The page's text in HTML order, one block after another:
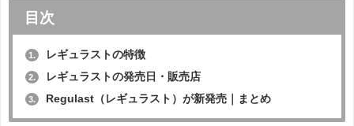
目次
1. レギュラストの特徴
2. レギュラストの発売日・販売店
3. Regulast（レギュラスト）が新発売｜まとめ